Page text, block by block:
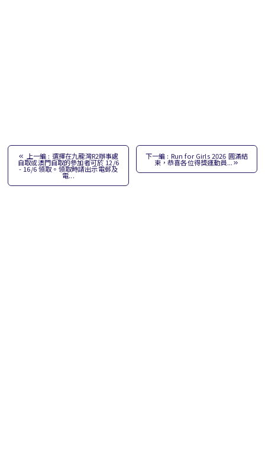
上一編 : 選擇在九龍灣R2辦事處
自取或澳門自取的參加者可於 12/6
- 16/6 領取。領取時請出示電郵及
電...
下一編 : Run for Girls 2026 圓滿結
束，恭喜各位得獎運動員...